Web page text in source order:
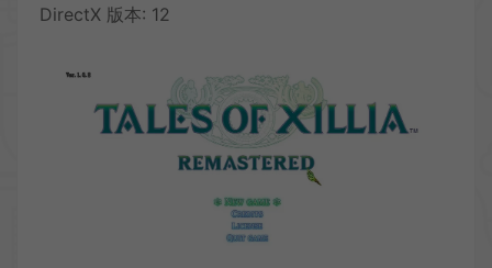
DirectX 版本: 12